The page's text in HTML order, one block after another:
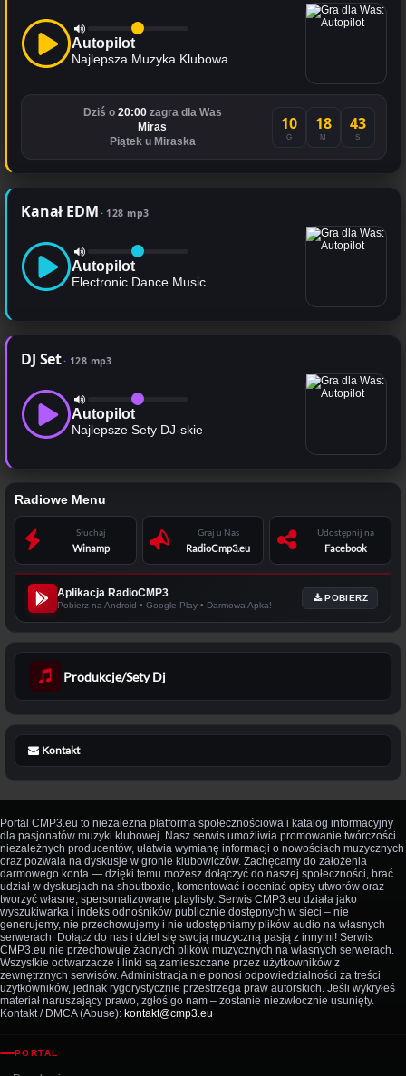
Autopilot
Najlepsza Muzyka Klubowa
Dziś o 20:00zagra dla Was
Miras
Piątek u Miraska
10
G
18
M
43
S
Kanał EDM 128 mp3
Autopilot
Electronic Dance Music
DJ Set 128 mp3
Autopilot
Najlepsze Sety DJ-skie
Radiowe Menu
Słuchaj
Winamp
Graj u Nas
RadioCmp3.eu
Udostępnij na
Facebook
Aplikacja RadioCMP3
Pobierz na Android • Google Play • Darmowa Apka!
POBIERZ
Produkcje/Sety Dj
Kontakt
Portal CMP3.eu to niezależna platforma społecznościowa i katalog informacyjny
dla pasjonatów muzyki klubowej. Nasz serwis umożliwia promowanie twórczości
niezależnych producentów, ułatwia wymianę informacji o nowościach muzycznych
oraz pozwala na dyskusje w gronie klubowiczów. Zachęcamy do założenia
darmowego konta — dzięki temu możesz dołączyć do naszej społeczności, brać
udział w dyskusjach na shoutboxie, komentować i oceniać opisy utworów oraz
tworzyć własne, spersonalizowane playlisty. Serwis CMP3.eu działa jako
wyszukiwarka i indeks odnośników publicznie dostępnych w sieci – nie
generujemy, nie przechowujemy i nie udostępniamy plików audio na własnych
serwerach. Dołącz do nas i dziel się swoją muzyczną pasją z innymi! Serwis
CMP3.eu nie przechowuje żadnych plików muzycznych na własnych serwerach.
Wszystkie odtwarzacze i linki są zamieszczane przez użytkowników z
zewnętrznych serwisów. Administracja nie ponosi odpowiedzialności za treści
użytkowników, jednak rygorystycznie przestrzega praw autorskich. Jeśli wykryłeś
materiał naruszający prawo, zgłoś go nam – zostanie niezwłocznie usunięty.
Kontakt / DMCA (Abuse): kontakt@cmp3.eu
PORTAL